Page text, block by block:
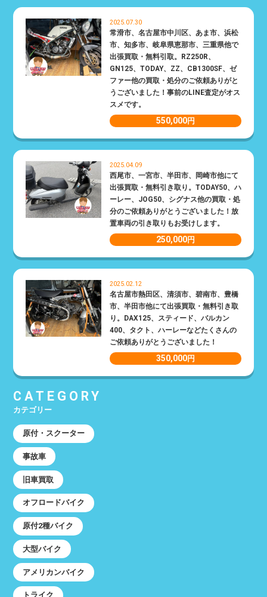
2025.07.30
常滑市、名古屋市中川区、あま市、浜松
市、知多市、岐阜県恵那市、三重県他で
出張買取・無料引取。RZ250R、
GN125、TODAY、ZZ、CB1300SF、ゼ
ファー他の買取・処分のご依頼ありがと
うございました！事前のLINE査定がオス
スメです。
550,000円
2025.04.09
西尾市、一宮市、半田市、岡崎市他にて
出張買取・無料引き取り。TODAY50、ハ
ーレー、JOG50、シグナス他の買取・処
分のご依頼ありがとうございました！放
置車両の引き取りもお受けします。
250,000円
2025.02.12
名古屋市熱田区、清須市、碧南市、豊橋
市、半田市他にて出張買取・無料引き取
り。DAX125、スティード、バルカン
400、タクト、ハーレーなどたくさんの
ご依頼ありがとうございました！
350,000円
CATEGORY
カテゴリー
原付・スクーター
事故車
旧車買取
オフロードバイク
原付2種バイク
大型バイク
アメリカンバイク
トライク